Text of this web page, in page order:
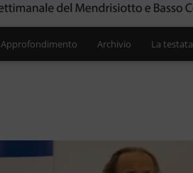
Approfondimento Archivio La testata